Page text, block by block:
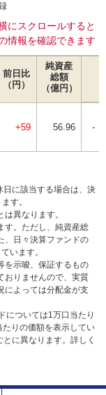
にスクロールすると
情報を確認できます
前日比
（円）
純資産
総額
（億円）
+59 56.96 -
に該当する場合は、決
す。
異なります。
す。ただし、純資産総
、日々決算ファンドの
います。
を示唆、保証するもの
おりませんので、実質
によっては分配金が支
については1万口当たり
りの価額を表示してい
に異なります。詳しく